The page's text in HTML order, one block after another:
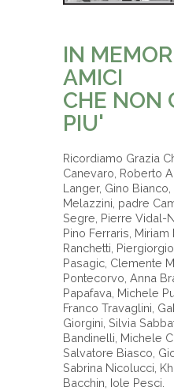
IN
AMICI
CHE NON
PIU'
Ricordiamo Grazia
Canevaro, Roberto
Langer, Gino
Melazzini, padre
Segre, Pierre Vidal-
Pino Ferraris,
Ranchetti,
Pasagic, Clemente
Pontecorvo, Anna
Papafava, Michele
Franco Travaglini,
Giorgini, Silvia
Bandinelli, Michele
Salvatore Biasco,
Sabrina Nicolucci,
Bacchin, Iole Pesci.